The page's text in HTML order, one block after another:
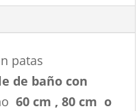
patas
de baño con
60 cm , 80 cm o